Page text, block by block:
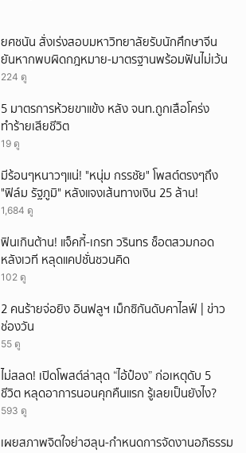
ยศชนัน สั่งเร่งสอบมหาวิทยาลัยรับนักศึกษาจีน
ยันหากพบผิดกฎหมาย-มาตรฐานพร้อมฟันไม่เว้น
224 ดู
5 มาตรการห้วยขาแข้ง หลัง จนท.ถูกเสือโคร่ง
ทำร้ายเสียชีวิต
19 ดู
มีร้อนๆหนาวๆแน่! "หนุ่ม กรรชัย" โพสต์ตรงๆถึง
"ฟิล์ม รัฐภูมิ" หลังแจงเส้นทางเงิน 25 ล้าน!
1,684 ดู
ฟินเกินต้าน! แจ็คกี้-เกรท วรินทร ช็อตสวมกอด
หลังเวที หลุดแคปชั่นชวนคิด
102 ดู
2 คนร้ายจ่อยิง อินฟลูฯ เม็กซิกันดับคาไลฟ์ | ข่าว
ช่องวัน
55 ดู
ไม่สลด! เปิดโพสต์ล่าสุด “ไอ้ป๋อง” ก่อเหตุดับ 5
ชีวิต หลุดอาการนอนคุกคืนแรก รู้เลยเป็นยังไง?
593 ดู
เผยสภาพจิตใจย่าฮลุน-กำหนดการจัดงานอภิธรรม